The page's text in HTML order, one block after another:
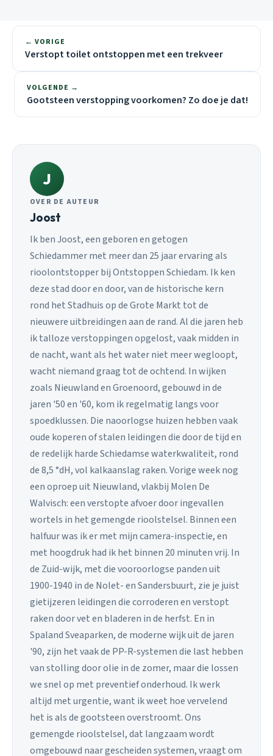
← VORIGE
Verstopt toilet ontstoppen met een trekveer
VOLGENDE →
Gootsteen verstopping voorkomen? Zo doe je dat!
J
OVER DE AUTEUR
Joost
Ik ben Joost, een geboren en getogen
Schiedammer met meer dan 25 jaar ervaring als
rioolontstopper bij Ontstoppen Schiedam. Ik ken
deze stad door en door, van de historische kern
rond het Stadhuis op de Grote Markt tot de
nieuwere uitbreidingen aan de rand. Al die jaren heb
ik talloze verstoppingen opgelost, vaak midden in
de nacht, want als het water niet meer wegloopt,
wacht niemand graag tot de ochtend. In wijken
zoals Nieuwland en Groenoord, gebouwd in de
jaren '50 en '60, kom ik regelmatig langs voor
spoedklussen. Die naoorlogse huizen hebben vaak
oude koperen of stalen leidingen die door de tijd en
de redelijk harde Schiedamse waterkwaliteit, rond
de 8,5 °dH, vol kalkaanslag raken. Vorige week nog
een oproep uit Nieuwland, vlakbij Molen De
Walvisch: een verstopte afvoer door ingevallen
wortels in het gemengde rioolstelsel. Binnen een
halfuur was ik er met mijn camera-inspectie, en
met hoogdruk had ik het binnen 20 minuten vrij. In
de Zuid-wijk, met die vooroorlogse panden uit
1900-1940 in de Nolet- en Sandersbuurt, zie je juist
gietijzeren leidingen die corroderen en verstopt
raken door vet en bladeren in de herfst. En in
Spaland Sveaparken, de moderne wijk uit de jaren
'90, zijn het vaak de PP-R-systemen die last hebben
van stolling door olie in de zomer, maar die lossen
we snel op met preventief onderhoud. Ik werk
altijd met urgentie, want ik weet hoe vervelend
het is als de gootsteen overstroomt. Ons
gemengde rioolstelsel, dat langzaam wordt
omgebouwd naar gescheiden systemen, vraagt om